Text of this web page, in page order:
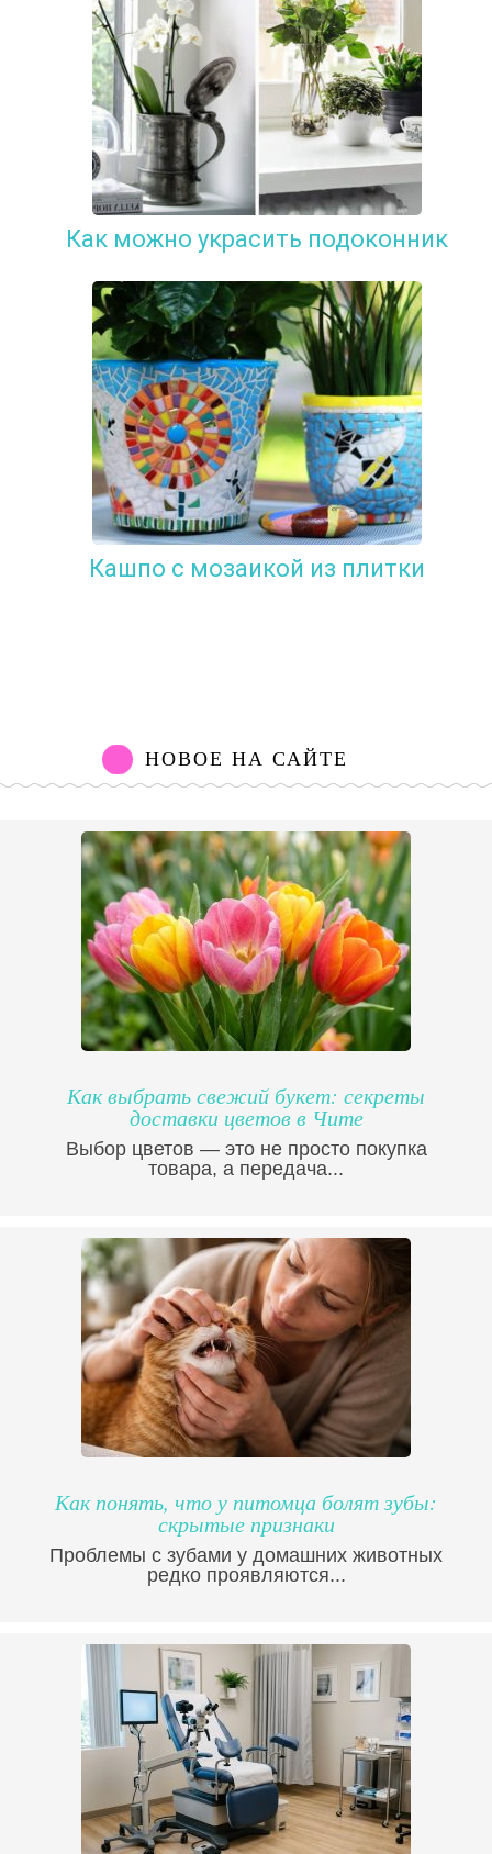
Как можно украсить подоконник
Кашпо с мозаикой из плитки
НОВОЕ НА САЙТЕ
Как выбрать свежий букет: секреты
доставки цветов в Чите
Выбор цветов — это не просто покупка
товара, а передача...
Как понять, что у питомца болят зубы:
скрытые признаки
Проблемы с зубами у домашних животных
редко проявляются...